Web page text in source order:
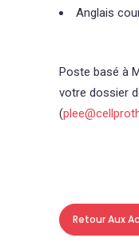
Anglais
Poste basé à
votre dossier
(
Retour Aux